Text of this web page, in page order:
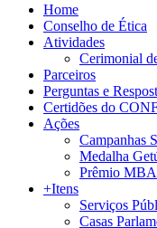
Home
Conselho de Ética
Atividades
Cerimonial
Parceiros
Perguntas e
Certidões do
Ações
Campanhas
Medalha
Prêmio MBA
+Itens
Serviços
Casas